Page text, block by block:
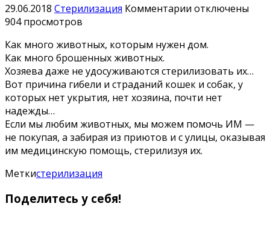
29.06.2018 Стерилизация Комментарии к
вы
животных
—
стерилизуйте
питомцев
отключены
904 просмотров
Как много животных, которым нужен дом.
Как много брошенных животных.
Хозяева даже не удосуживаются стерилизовать их…
Вот причина гибели и страданий кошек и собак, у
которых нет укрытия, нет хозяина, почти нет
надежды…
Если мы любим животных, мы можем помочь ИМ —
не покупая, а забирая из приютов и с улицы, оказывая
им медицинскую помощь, стерилизуя их.
Меткистерилизация
Поделитесь у себя!